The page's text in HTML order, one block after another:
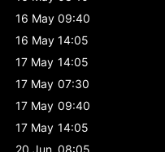
16 May 09:40
16 May 14:05
17 May 14:05
17 May 07:30
17 May 09:40
17 May 14:05
20 Jun 08:05